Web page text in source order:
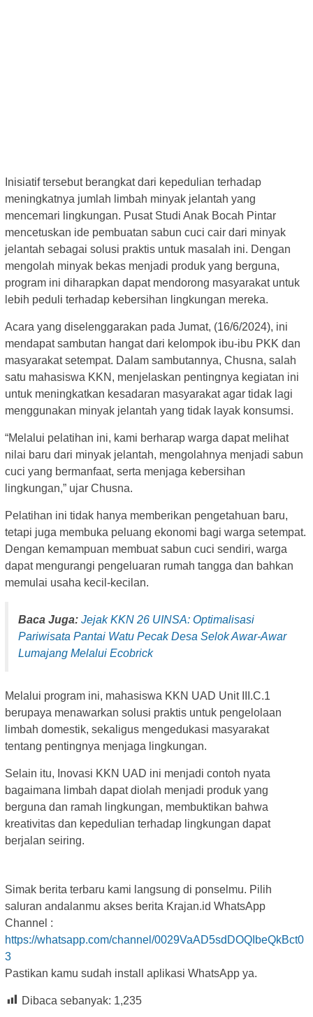
Inisiatif tersebut berangkat dari kepedulian terhadap
meningkatnya jumlah limbah minyak jelantah yang
mencemari lingkungan. Pusat Studi Anak Bocah Pintar
mencetuskan ide pembuatan sabun cuci cair dari minyak
jelantah sebagai solusi praktis untuk masalah ini. Dengan
mengolah minyak bekas menjadi produk yang berguna,
program ini diharapkan dapat mendorong masyarakat untuk
lebih peduli terhadap kebersihan lingkungan mereka.
Acara yang diselenggarakan pada Jumat, (16/6/2024), ini
mendapat sambutan hangat dari kelompok ibu-ibu PKK dan
masyarakat setempat. Dalam sambutannya, Chusna, salah
satu mahasiswa KKN, menjelaskan pentingnya kegiatan ini
untuk meningkatkan kesadaran masyarakat agar tidak lagi
menggunakan minyak jelantah yang tidak layak konsumsi.
“Melalui pelatihan ini, kami berharap warga dapat melihat
nilai baru dari minyak jelantah, mengolahnya menjadi sabun
cuci yang bermanfaat, serta menjaga kebersihan
lingkungan,” ujar Chusna.
Pelatihan ini tidak hanya memberikan pengetahuan baru,
tetapi juga membuka peluang ekonomi bagi warga setempat.
Dengan kemampuan membuat sabun cuci sendiri, warga
dapat mengurangi pengeluaran rumah tangga dan bahkan
memulai usaha kecil-kecilan.
Baca Juga: Jejak KKN 26 UINSA: Optimalisasi
Pariwisata Pantai Watu Pecak Desa Selok Awar-Awar
Lumajang Melalui Ecobrick
Melalui program ini, mahasiswa KKN UAD Unit III.C.1
berupaya menawarkan solusi praktis untuk pengelolaan
limbah domestik, sekaligus mengedukasi masyarakat
tentang pentingnya menjaga lingkungan.
Selain itu, Inovasi KKN UAD ini menjadi contoh nyata
bagaimana limbah dapat diolah menjadi produk yang
berguna dan ramah lingkungan, membuktikan bahwa
kreativitas dan kepedulian terhadap lingkungan dapat
berjalan seiring.
Simak berita terbaru kami langsung di ponselmu. Pilih
saluran andalanmu akses berita Krajan.id WhatsApp
Channel :
https://whatsapp.com/channel/0029VaAD5sdDOQIbeQkBct0
3
Pastikan kamu sudah install aplikasi WhatsApp ya.
Dibaca sebanyak: 1,235